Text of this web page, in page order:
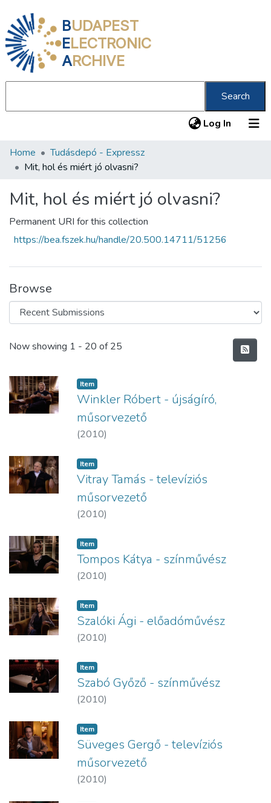
BUDAPEST
ELECTRONIC
ARCHIVE
Search
Log In (current)
Communities & Collections
Statistics
About us
Home
Tudásdepó - Expressz
Mit, hol és miért jó olvasni?
Mit, hol és miért jó olvasni?
Permanent URI for this collection
https://bea.fszek.hu/handle/20.500.14711/51256
Browse
Recent Submissions
Now showing 1 - 20 of 25
Item
Winkler Róbert - újságíró,
műsorvezető
(2010)
Item
Vitray Tamás - televíziós
műsorvezető
(2010)
Item
Tompos Kátya - színművész
(2010)
Item
Szalóki Ági - előadóművész
(2010)
Item
Szabó Győző - színművész
(2010)
Item
Süveges Gergő - televíziós
műsorvezető
(2010)